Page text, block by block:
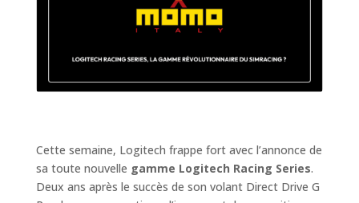
Cette semaine, Logitech frappe fort avec l’annonce de
sa toute nouvelle gamme Logitech Racing Series.
Deux ans après le succès de son volant Direct Drive G